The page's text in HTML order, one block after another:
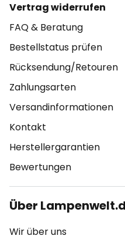
Vertrag widerrufen
FAQ & Beratung
Bestellstatus prüfen
Rücksendung/Retouren
Zahlungsarten
Versandinformationen
Kontakt
Herstellergarantien
Bewertungen
Über
Wir über uns